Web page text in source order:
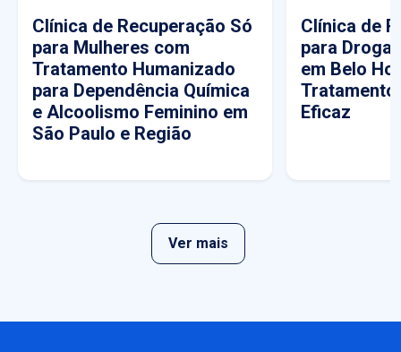
Clínica de Recuperação Só
para Mulheres com
Tratamento Humanizado
para Dependência Química
e Alcoolismo Feminino em
São Paulo e Região
Clínica de
para
em Belo
Tratamento
Eficaz
Ver mais